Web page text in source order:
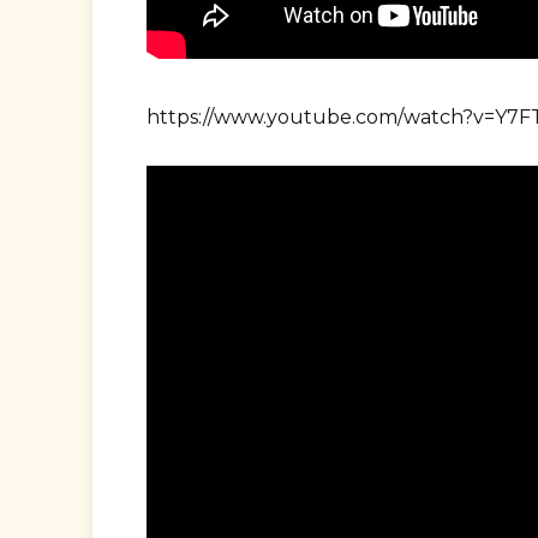
https://www.youtube.com/